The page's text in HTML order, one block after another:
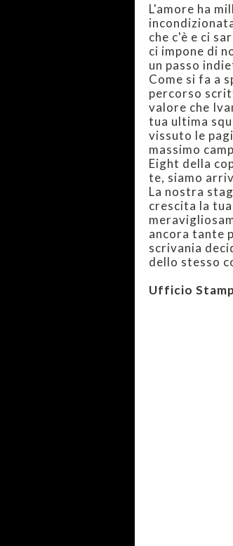
L'amore ha
che c'è e ci
ci impone di
un passo
Come si fa a
percorso
valore che
tua ultima
vissuto le
massimo
Eight della
te, siamo
La nostra
crescita la
ancora tante
scrivania
dello stesso
Ufficio